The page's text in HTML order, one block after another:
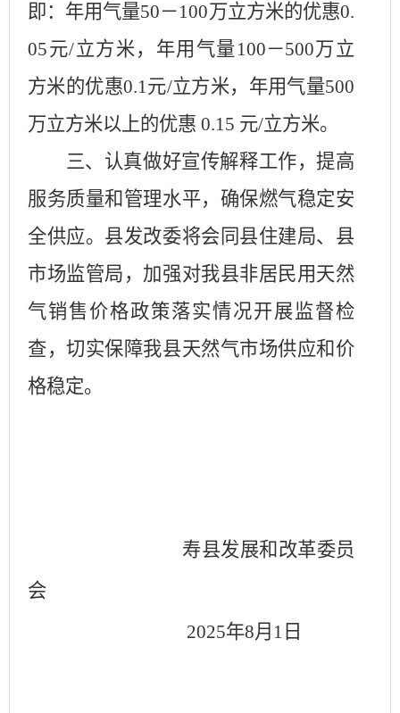
即：年用气量50－100万立方米的优惠0.
05元/立方米，年用气量100－500万立
方米的优惠0.1元/立方米，年用气量500
万立方米以上的优惠 0.15 元/立方米。
三、认真做好宣传解释工作，提高
服务质量和管理水平，确保燃气稳定安
全供应。县发改委将会同县住建局、县
市场监管局，加强对我县非居民用天然
气销售价格政策落实情况开展监督检
查，切实保障我县天然气市场供应和价
格稳定。
寿县发展和改革委员
会
2025年8月1 日